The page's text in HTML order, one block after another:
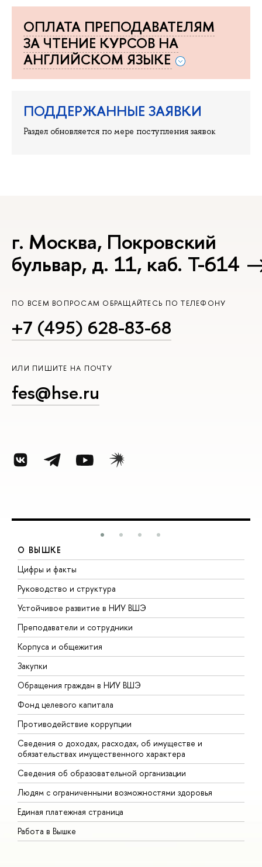
ОПЛАТА ПРЕПОДАВАТЕЛЯМ
ЗА ЧТЕНИЕ КУРСОВ НА
АНГЛИЙСКОМ ЯЗЫКЕ
ПОДДЕРЖАННЫЕ ЗАЯВКИ
Раздел обновляется по мере поступления заявок
г. Москва, Покровский
бульвар, д. 11, каб. Т-614
ПО ВСЕМ ВОПРОСАМ ОБРАЩАЙТЕСЬ ПО ТЕЛЕФОНУ
+7 (495) 628-83-68
ИЛИ ПИШИТЕ НА ПОЧТУ
fes@hse.ru
О ВЫШКЕ
Цифры и факты
Руководство и структура
Устойчивое развитие в НИУ ВШЭ
Преподаватели и сотрудники
Корпуса и общежития
Закупки
Обращения граждан в НИУ ВШЭ
Фонд целевого капитала
Противодействие коррупции
Сведения о доходах, расходах, об имуществе и
обязательствах имущественного характера
Сведения об образовательной организации
Людям с ограниченными возможностями здоровья
Единая платежная страница
Работа в Вышке